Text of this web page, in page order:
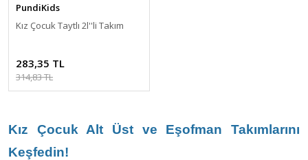
PundiKids
Kız Çocuk Taytlı 2l''li Takım
283,35 TL
314,83 TL
Kız Çocuk Alt Üst ve Eşofman Takımlarını
Keşfedin!